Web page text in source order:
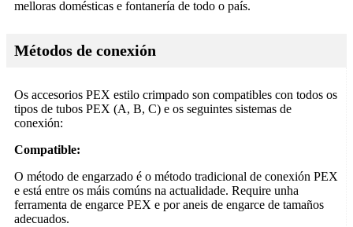
melloras domésticas e fontanería de todo o país.
Métodos de conexión
Os accesorios PEX estilo crimpado son compatibles con todos os
tipos de tubos PEX (A, B, C) e os seguintes sistemas de
conexión:
Compatible:
O método de engarzado é o método tradicional de conexión PEX
e está entre os máis comúns na actualidade. Require unha
ferramenta de engarce PEX e por aneis de engarce de tamaños
adecuados.